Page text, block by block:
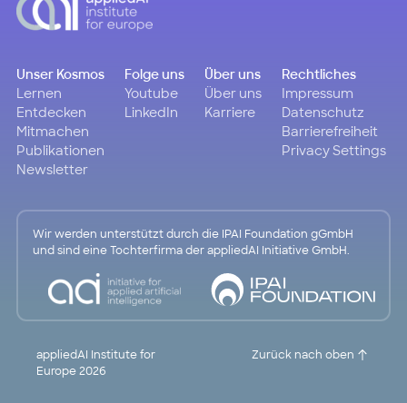
Unser Kosmos
Lernen
Entdecken
Mitmachen
Publikationen
Newsletter
Folge uns
Youtube
LinkedIn
Über uns
Über uns
Karriere
Rechtliches
Impressum
Datenschutz
Barrierefreiheit
Privacy Settings
Wir werden unterstützt durch die IPAI Foundation gGmbH
und sind eine Tochterfirma der appliedAI Initiative GmbH.
appliedAI Institute for
Europe 2026
Zurück nach oben